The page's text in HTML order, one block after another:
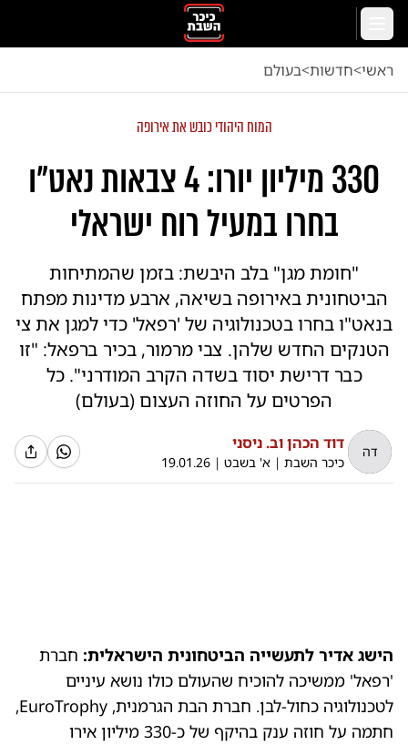
דלג לתוכן הראשי
ראשי<חדשות<בעולם
המוח היהודי כובש את אירופה
330 מיליון יורו: 4 צבאות נאט"ו
בחרו במעיל רוח ישראלי
"חומת מגן" בלב היבשת: בזמן שהמתיחות
הביטחונית באירופה בשיאה, ארבע מדינות מפתח
בנאט"ו בחרו בטכנולוגיה של 'רפאל' כדי למגן את צי
הטנקים החדש שלהן. צבי מרמור, בכיר ברפאל: "זו
כבר דרישת יסוד בשדה הקרב המודרני". כל
הפרטים על החוזה העצום (בעולם)
דה דוד הכהן וב. ניסני
כיכר השבת | א' בשבט |
19.01.26
הישג אדיר לתעשייה הביטחונית הישראלית: חברת
'רפאל' ממשיכה להוכיח שהעולם כולו נושא עיניים
לטכנולוגיה כחול-לבן. חברת הבת הגרמנית, EuroTrophy,
חתמה על חוזה ענק בהיקף של כ-330 מיליון אירו